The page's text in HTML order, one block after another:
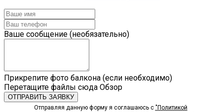
Ваше сообщение (необязательно)
Прикрепите фото балкона (если необходимо)
Перетащите файлы сюда Обзор
ОТПРАВИТЬ ЗАЯВКУ
Отправляя данную форму я соглашаюсь с "Политикой